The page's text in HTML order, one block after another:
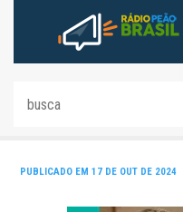
PUBLICADO EM 17 DE OUT DE 2024